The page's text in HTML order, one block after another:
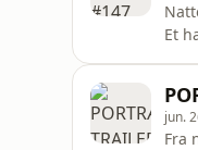
Et
jun.
Fra